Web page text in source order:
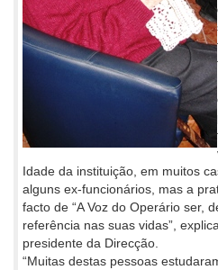
Idade da instituição, em muitos
alguns ex-funcionários, mas a
facto de “A Voz do Operário ser,
referência nas suas vidas”,
presidente da Direcção.
“Muitas destas pessoas